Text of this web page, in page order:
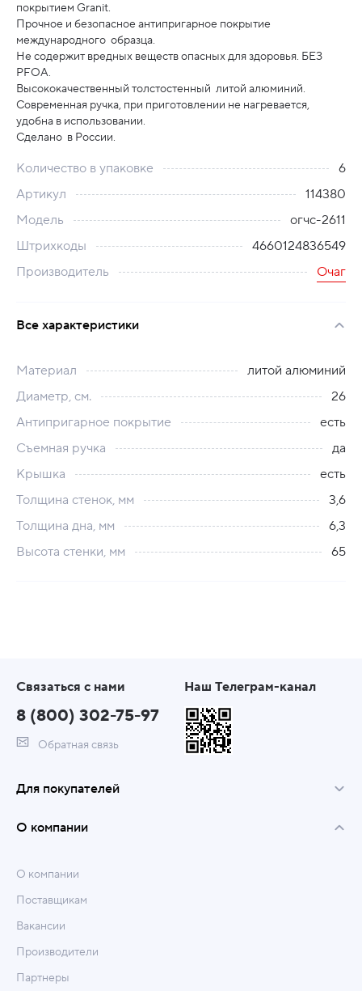
покрытием Granit.
Прочное и безопасное антипригарное покрытие
международного образца.
Не содержит вредных веществ опасных для здоровья. БЕЗ
PFOA.
Высококачественный толстостенный литой алюминий.
Современная ручка, при приготовлении не нагревается,
удобна в использовании.
Сделано в России.
Количество в упаковке
6
Артикул
114380
Модель
огчс-2611
Штрихкоды
4660124836549
Производитель
Очаг
Все характеристики
Материал
литой алюминий
Диаметр, см.
26
Антипригарное покрытие
есть
Съемная ручка
да
Крышка
есть
Толщина стенок, мм
3,6
Толщина дна, мм
6,3
Высота стенки, мм
65
Связаться с нами
8 (800) 302-75-97
Обратная связь
Наш Телеграм-канал
Для покупателей
О компании
О компании
Поставщикам
Вакансии
Производители
Партнеры